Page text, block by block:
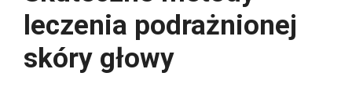
leczenia podrażnionej
skóry głowy